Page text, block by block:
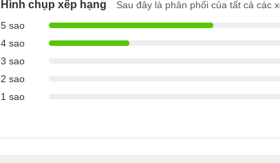
Hình chụp xếp hạng
Sau đây là phân phối của tất cả các
5 sao
4 sao
3 sao
2 sao
1 sao